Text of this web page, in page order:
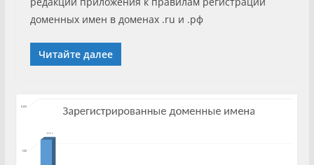
доменных имен в доменах .ru и .рф
Читайте далее